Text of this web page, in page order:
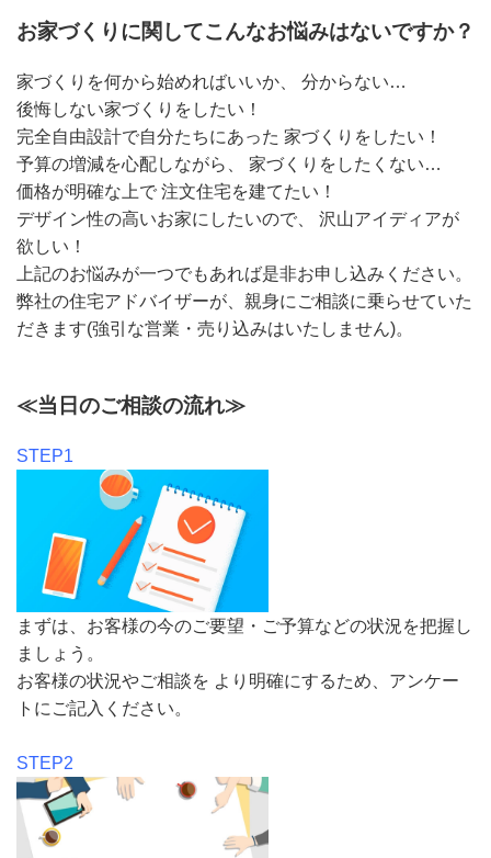
お家づくりに関してこんなお悩みはないですか？
家づくりを何から始めればいいか、 分からない…
後悔しない家づくりをしたい！
完全自由設計で自分たちにあった 家づくりをしたい！
予算の増減を心配しながら、 家づくりをしたくない…
価格が明確な上で 注文住宅を建てたい！
デザイン性の高いお家にしたいので、 沢山アイディアが
欲しい！
上記のお悩みが一つでもあれば是非お申し込みください。
弊社の住宅アドバイザーが、親身にご相談に乗らせていた
だきます(強引な営業・売り込みはいたしません)。
≪当日のご相談の流れ≫
STEP1
まずは、お客様の今のご要望・ご予算などの状況を把握し
ましょう。
お客様の状況やご相談を より明確にするため、アンケー
トにご記入ください。
STEP2